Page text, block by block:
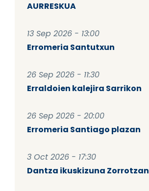
AURRESKUA
13 Sep 2026 - 13:00
Erromeria Santutxun
26 Sep 2026 - 11:30
Erraldoien kalejira Sarrikon
26 Sep 2026 - 20:00
Erromeria Santiago plazan
3 Oct 2026 - 17:30
Dantza ikuskizuna Zorrotzan